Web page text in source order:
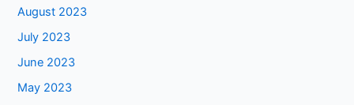
August 2023
July 2023
June 2023
May 2023